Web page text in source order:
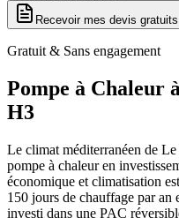
Recevoir mes devis gratuits
Gratuit & Sans engagement
Pompe à Chaleur à
H3
Le climat méditerranéen de
pompe à chaleur en
économique et climatisation
150 jours de chauffage par an
investi dans une PAC